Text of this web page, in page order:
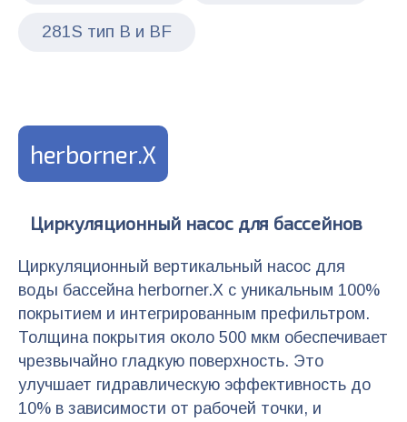
281S тип B и BF
herborner.X
Циркуляционный насос для бассейнов
Циркуляционный вертикальный насос для
воды бассейна herborner.X с уникальным 100%
покрытием и интегрированным префильтром.
Толщина покрытия около 500 мкм обеспечивает
чрезвычайно гладкую поверхность. Это
улучшает гидравлическую эффективность до
10% в зависимости от рабочей точки, и